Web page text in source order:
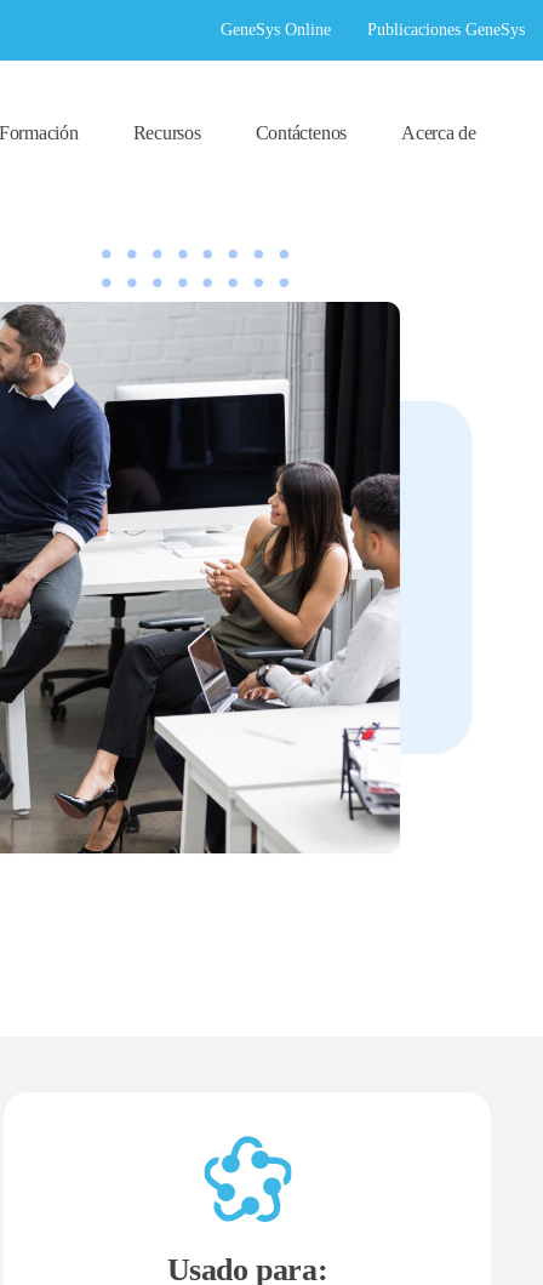
GeneSys Online Publicaciones GeneSys
Recursos Contáctenos Acerca de
Usado para: